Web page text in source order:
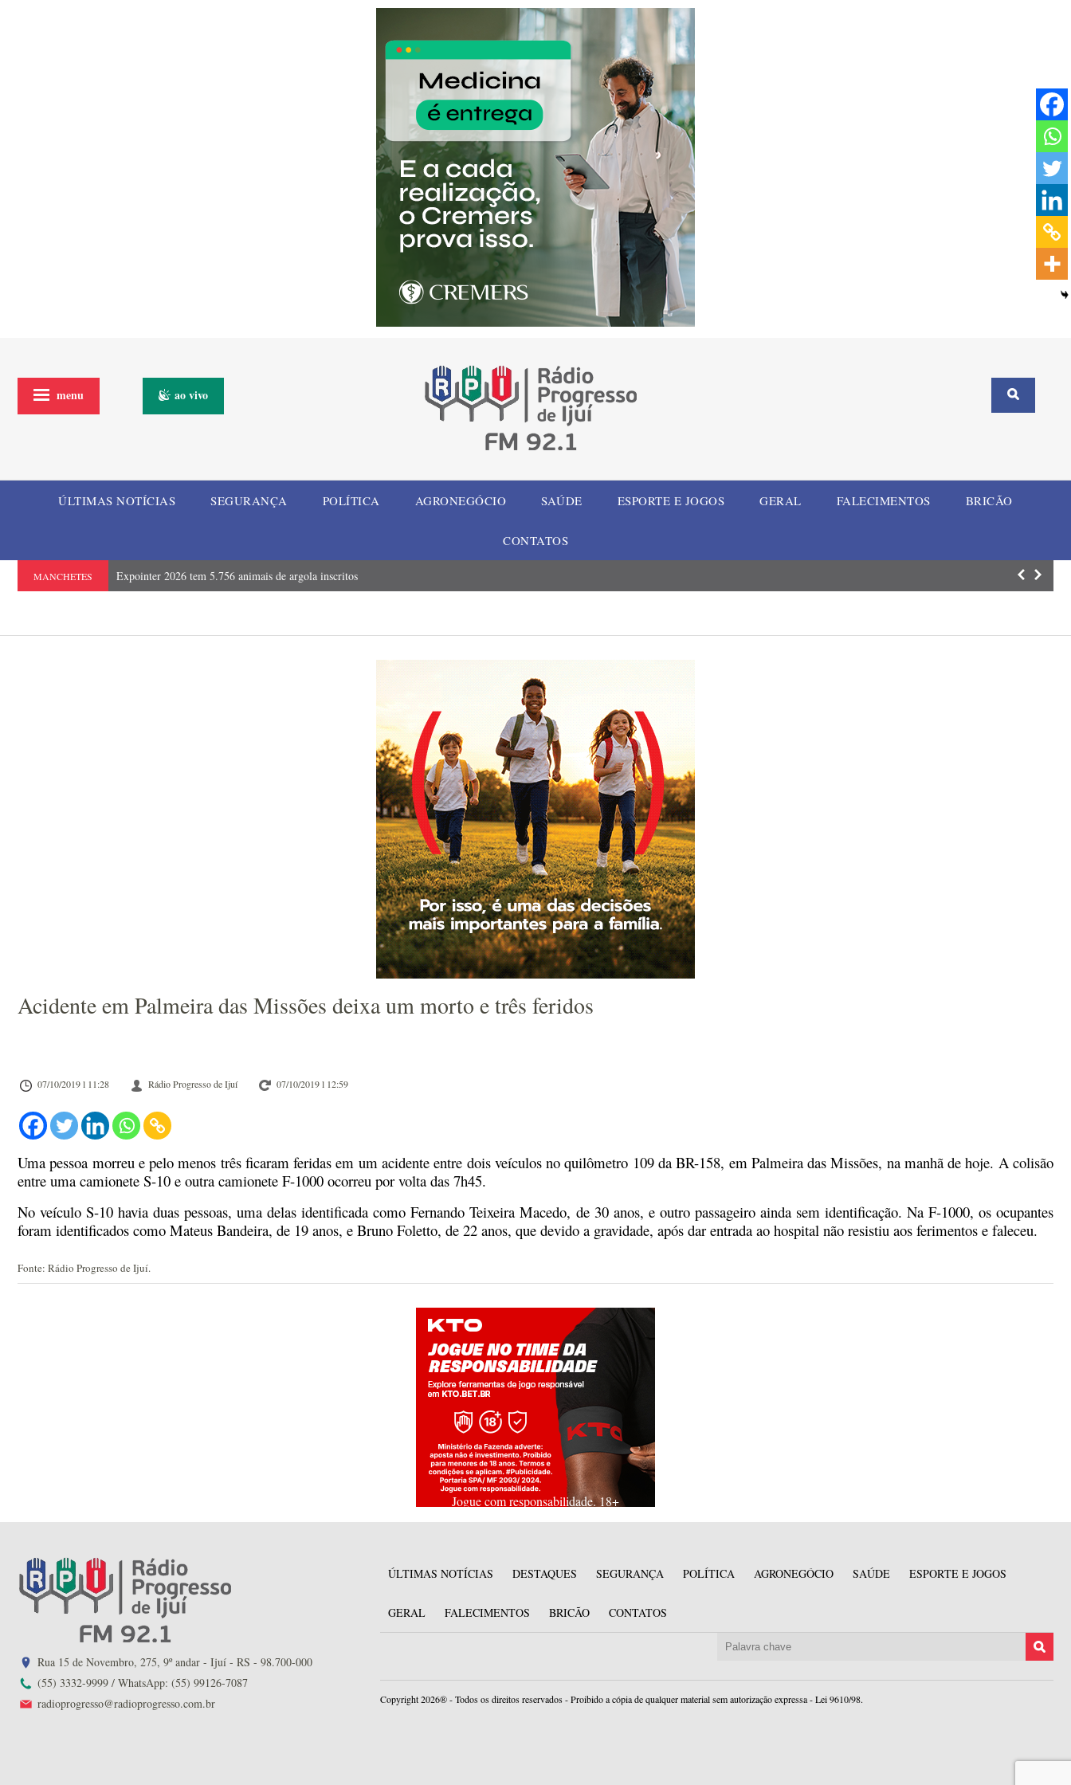
menu ao vivo
ÚLTIMAS NOTÍCIAS SEGURANÇA POLÍTICA AGRONEGÓCIO SAÚDE ESPORTE E JOGOS GERAL FALECIMENTOS BRICÃO
CONTATOS
MANCHETES Expointer 2026 tem 5.756 animais de argola inscritos ELI Summit
Acidente em Palmeira das Missões deixa um morto e três feridos
07/10/2019 l 11:28 Rádio Progresso de Ijuí 07/10/2019 l 12:59
Uma pessoa morreu e pelo menos três ficaram feridas em um acidente entre dois veículos no quilômetro 109 da BR-158, em Palmeira das Missões, na manhã de hoje. A colisão
entre uma camionete S-10 e outra camionete F-1000 ocorreu por volta das 7h45.
No veículo S-10 havia duas pessoas, uma delas identificada como Fernando Teixeira Macedo, de 30 anos, e outro passageiro ainda sem identificação. Na F-1000, os ocupantes
foram identificados como Mateus Bandeira, de 19 anos, e Bruno Foletto, de 22 anos, que devido a gravidade, após dar entrada ao hospital não resistiu aos ferimentos e faleceu.
Fonte: Rádio Progresso de Ijuí.
Jogue com responsabilidade. 18+
Rua 15 de Novembro, 275, 9º andar - Ijuí - RS - 98.700-000
(55) 3332-9999 / WhatsApp: (55) 99126-7087
radioprogresso@radioprogresso.com.br
ÚLTIMAS NOTÍCIAS DESTAQUES SEGURANÇA POLÍTICA AGRONEGÓCIO SAÚDE ESPORTE E JOGOS
GERAL FALECIMENTOS BRICÃO CONTATOS
Copyright 2026® - Todos os direitos reservados - Proibido a cópia de qualquer material sem autorização expressa - Lei 9610/98.